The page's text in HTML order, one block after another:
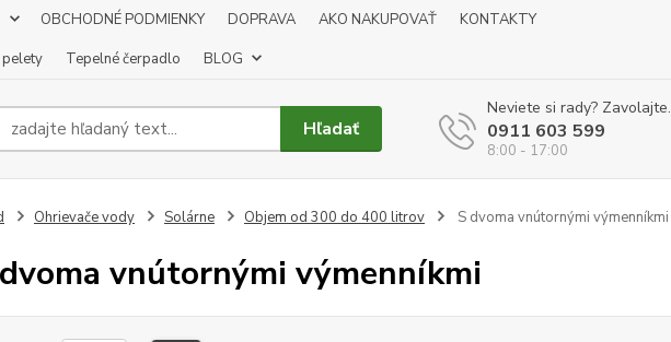
OBCHODNÉ PODMIENKY DOPRAVA AKO NAKUPOVAŤ
KONTAKTY
pelety Tepelné čerpadlo BLOG
Hľadať
Neviete si rady? Zavolajte.
0911 603 599
8:00 - 17:00
Ohrievače vody Solárne Objem od 300 do 400 litrov S dvoma vnútornými výmenníkmi
vnútornými výmenníkmi